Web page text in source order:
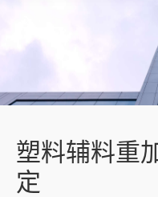
塑料辅料重
定